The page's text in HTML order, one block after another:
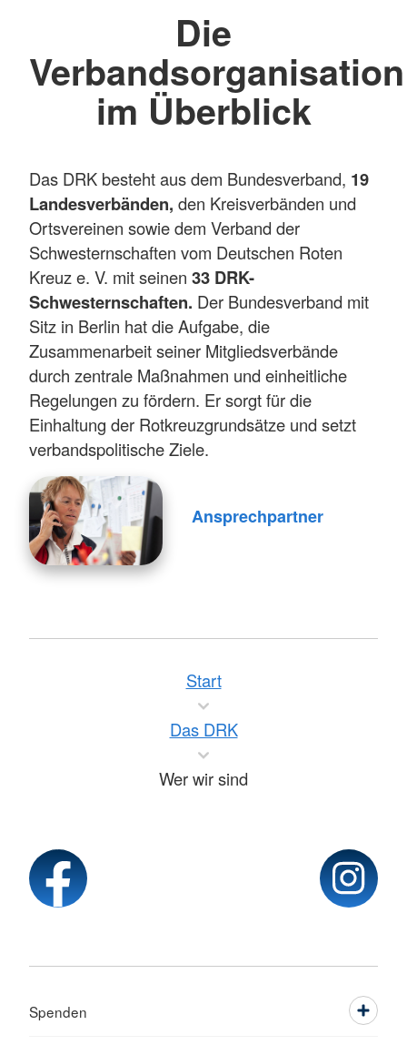
Die
Verbandsorganisation
im Überblick
Das DRK besteht aus dem Bundesverband, 19
Landesverbänden, den Kreisverbänden und
Ortsvereinen sowie dem Verband der
Schwesternschaften vom Deutschen Roten
Kreuz e. V. mit seinen 33 DRK-
Schwesternschaften. Der Bundesverband mit
Sitz in Berlin hat die Aufgabe, die
Zusammenarbeit seiner Mitgliedsverbände
durch zentrale Maßnahmen und einheitliche
Regelungen zu fördern. Er sorgt für die
Einhaltung der Rotkreuzgrundsätze und setzt
verbandspolitische Ziele.
Ansprechpartner
Start
Das DRK
Wer wir sind
Spenden